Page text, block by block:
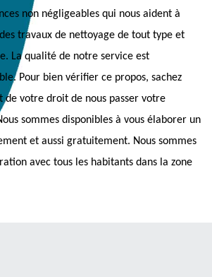
non négligeables qui nous aident à
travaux de nettoyage de tout type et
La qualité de notre service est
Pour bien vérifier ce propos, sachez
de votre droit de nous passer votre
sommes disponibles à vous élaborer un
et aussi gratuitement. Nous sommes
avec tous les habitants dans la zone